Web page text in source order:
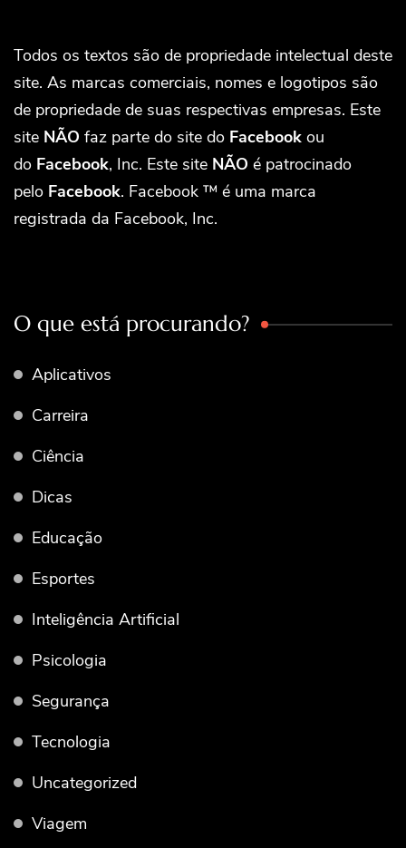
Todos os textos são de propriedade intelectual deste
site. As marcas comerciais, nomes e logotipos são
de propriedade de suas respectivas empresas. Este
site NÃO faz parte do site do Facebook ou
do Facebook, Inc. Este site NÃO é patrocinado
pelo Facebook. Facebook ™ é uma marca
registrada da Facebook, Inc.
O que está procurando?
Aplicativos
Carreira
Ciência
Dicas
Educação
Esportes
Inteligência Artificial
Psicologia
Segurança
Tecnologia
Uncategorized
Viagem